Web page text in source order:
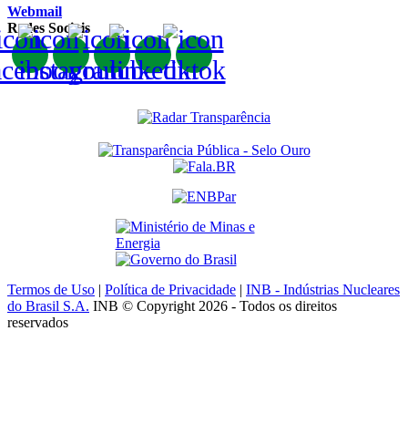
Webmail
Redes Sociais
Termos de Uso | Política de Privacidade | INB - Indústrias Nucleares
do Brasil S.A. INB © Copyright 2026 - Todos os direitos
reservados